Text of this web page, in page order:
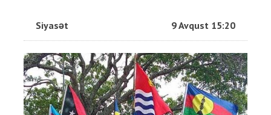
Siyasət 9 Avqust 15:20